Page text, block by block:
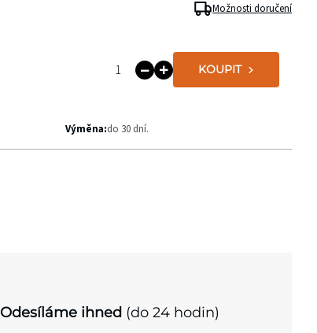
KOUPIT
Možnosti doručení
Výměna:do 30 dní.
Odesíláme ihned (do 24 hodin)